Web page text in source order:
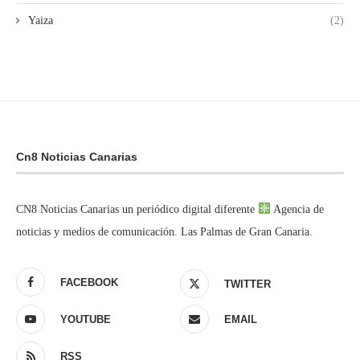
Yaiza (2)
Cn8 Noticias Canarias
CN8 Noticias Canarias un periódico digital diferente
Agencia de
noticias y medios de comunicación. Las Palmas de Gran Canaria.
FACEBOOK TWITTER
YOUTUBE EMAIL
RSS